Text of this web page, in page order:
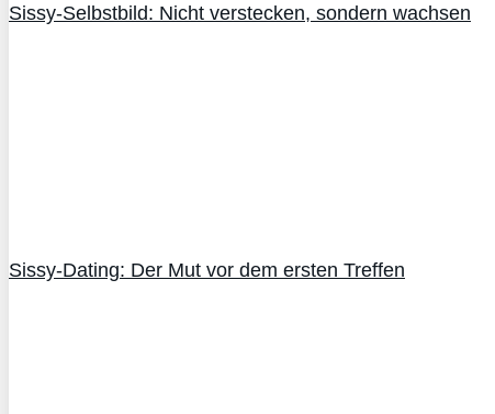
Sissy-Selbstbild: Nicht verstecken, sondern wachsen
Sissy-Dating: Der Mut vor dem ersten Treffen